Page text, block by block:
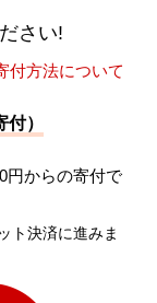
さい!
付方法について
）
円からの寄付で
ト決済に進みま